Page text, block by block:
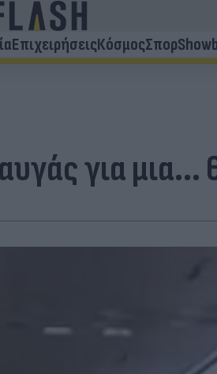
ΕπιχειρήσειςΚόσμοςΣπορ
για